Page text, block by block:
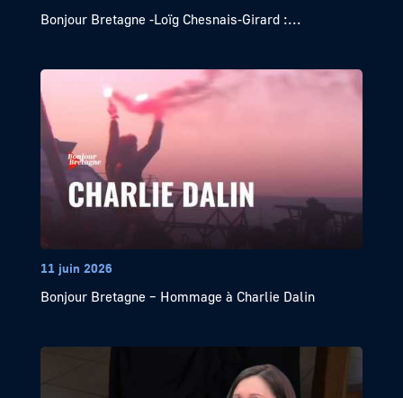
Bonjour Bretagne -Loïg Chesnais-Girard :...
11 juin 2026
Bonjour Bretagne – Hommage à Charlie Dalin